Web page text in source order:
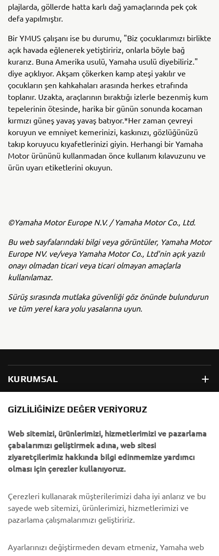
plajlarda, göllerde hatta karlı dağ yamaçlarında pek çok
defa yapılmıştır.
Bir YMUS çalışanı ise bu durumu, "Biz çocuklarımızı birlikte
açık havada eğlenerek yetiştiririz, onlarla böyle bağ
kurarız. Buna Amerika usulü, Yamaha usulü diyebiliriz."
diye açıklıyor. Akşam çökerken kamp ateşi yakılır ve
çocukların şen kahkahaları arasında herkes etrafında
toplanır. Uzakta, araçlarının bıraktığı izlerle bezenmiş kum
tepelerinin ötesinde, harika bir günün sonunda kocaman
kırmızı güneş yavaş yavaş batıyor.*Her zaman çevreyi
koruyun ve emniyet kemerinizi, kaskınızı, gözlüğünüzü
takıp koruyucu kıyafetlerinizi giyin. Herhangi bir Yamaha
Motor ürününü kullanmadan önce kullanım kılavuzunu ve
ürün uyarı etiketlerini okuyun.
©Yamaha Motor Europe N.V. / Yamaha Motor Co., Ltd.
Bu web sayfalarındaki bilgi veya görüntüler, Yamaha Motor
Europe NV. ve/veya Yamaha Motor Co., Ltd'nin açık yazılı
onayı olmadan ticari veya ticari olmayan amaçlarla
kullanılamaz.
Sürüş sırasında mutlaka güvenliği göz önünde bulundurun
ve tüm yerel kara yolu yasalarına uyun.
KURUMSAL
B2B
DAHA FAZLA YAMAHA
DESTEK
BÜLTEN
En son fırsatları, özel etkinlikleri, yeni çıkan ürünleri ve daha
fazlasını ilk öğrenen siz olun
GIZLILIĞINIZE DEĞER VERIYORUZ
Web sitemizi, ürünlerimizi, hizmetlerimizi ve pazarlama
çabalarımızı geliştirmek adına, web sitesi
ziyaretçilerimiz hakkında bilgi edinmemize yardımcı
olması için çerezler kullanıyoruz.
Çerezleri kullanarak müşterilerimizi daha iyi anlarız ve bu
sayede web sitemizi, ürünlerimizi, hizmetlerimizi ve
pazarlama çalışmalarımızı geliştiririz.
Ayarlarınızı değiştirmeden devam etmeniz, Yamaha web